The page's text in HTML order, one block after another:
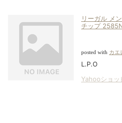
リーガル メ
チップ
posted with カエ
L.P.O
Yahooショッ